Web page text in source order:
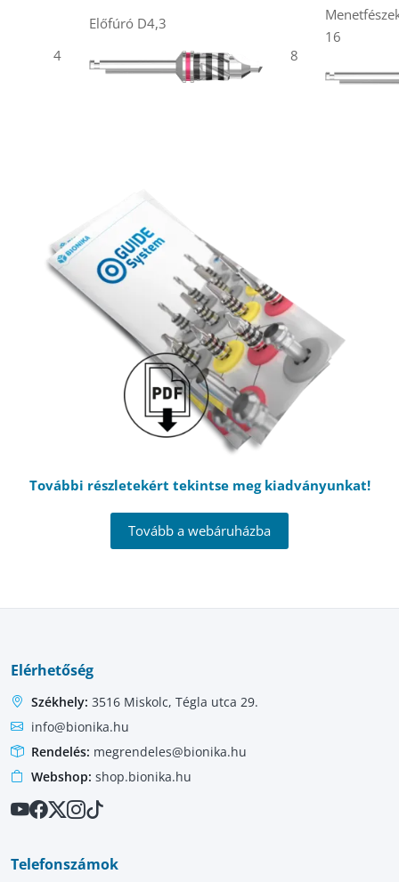
4
Előfúró D4,3
8
16
További részletekért tekintse meg kiadványunkat!
Tovább a webáruházba
Elérhetőség
Székhely: 3516 Miskolc, Tégla utca 29.
info@bionika.hu
Rendelés: megrendeles@bionika.hu
Webshop: shop.bionika.hu
Telefonszámok